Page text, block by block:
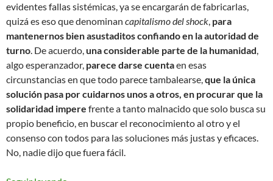
evidentes fallas sistémicas, ya se encargarán de fabricarlas,
quizá es eso que denominan capitalismo del shock, para
mantenernos bien asustaditos confiando en la autoridad de
turno. De acuerdo,una considerable parte de la humanidad,
algo esperanzador, parece darse cuentaen esas
circunstancias en que todo parece tambalearse,que la única
solución pasa por cuidarnos unos a otros, en procurar que la
solidaridad impere frente a tanto malnacido que solo busca su
propio beneficio, en buscar el reconocimiento al otro y el
consenso con todos para las soluciones más justas y eficaces.
No, nadie dijo que fuera fácil.